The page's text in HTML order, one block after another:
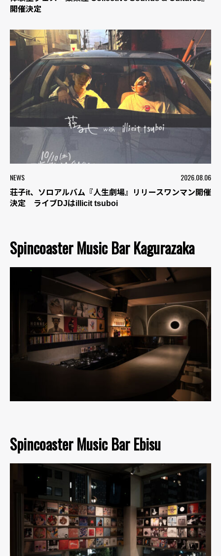
開催決定
NEWS 2026.08.06
荘子it、ソロアルバム『人生劇場』リリースワンマン開催
決定 ライブDJはillicit tsuboi
Spincoaster Music Bar Kagurazaka
Spincoaster Music Bar Ebisu